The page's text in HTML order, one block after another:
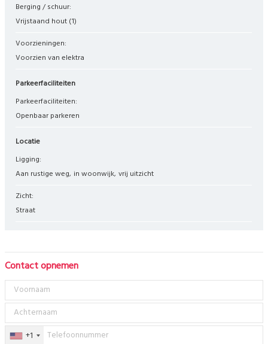
Berging / schuur:
Vrijstaand hout (1)
Voorzieningen:
Voorzien van elektra
Parkeerfaciliteiten
Parkeerfaciliteiten:
Openbaar parkeren
Locatie
Ligging:
aan rustige weg in woonwijk vrij uitzicht
Zicht:
straat
Contact opnemen
+1